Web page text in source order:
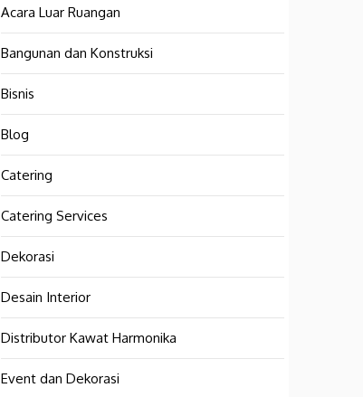
Acara Luar Ruangan
Bangunan dan Konstruksi
Bisnis
Blog
Catering
Catering Services
Dekorasi
Desain Interior
Distributor Kawat Harmonika
Event dan Dekorasi